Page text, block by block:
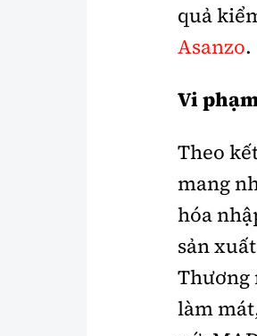
Thế giới xây dựng
quả
Asanzo.
Vi
Theo
mang
hóa
sản
Thương
làm